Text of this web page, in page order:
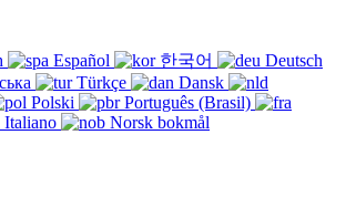
Español 한국어
Deutsch
Türkçe
Dansk
Polski
Português (Brasil)
Italiano
Norsk bokmål